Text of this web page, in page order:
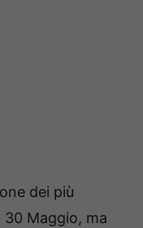
dei più
Maggio, ma